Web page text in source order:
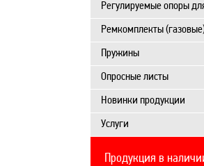
Регулируемые опоры
Ремкомплекты
Пружины
Опросные листы
Новинки продукции
Услуги
Продукция в